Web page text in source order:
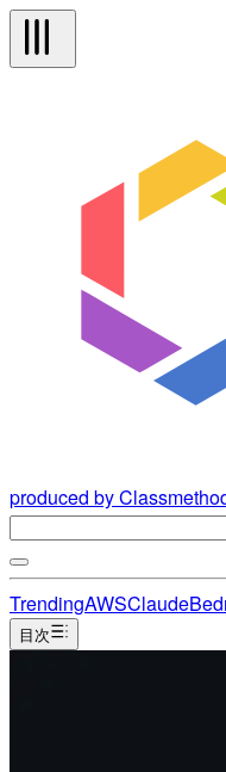
produced by
TrendingAWSClaude
目次